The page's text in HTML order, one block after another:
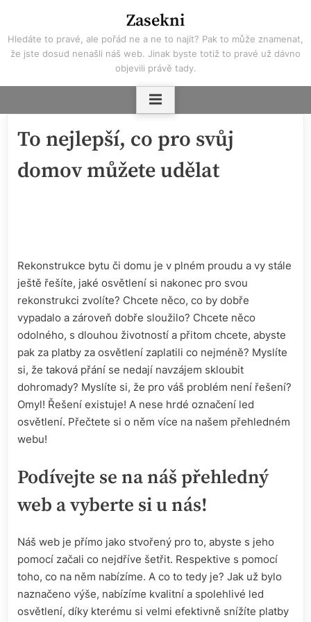
content
Zasekni
Hledáte to pravé, ale pořád ne a ne to najít? Pak to může znamenat,
že jste dosud nenašli náš web. Jinak byste totiž to pravé už dávno
objevili právě tady.
To nejlepší, co pro svůj
domov můžete udělat
Rekonstrukce bytu či domu je v plném proudu a vy stále
ještě řešíte, jaké osvětlení si nakonec pro svou
rekonstrukci zvolíte? Chcete něco, co by dobře
vypadalo a zároveň dobře sloužilo? Chcete něco
odolného, s dlouhou životností a přitom chcete, abyste
pak za platby za osvětlení zaplatili co nejméně? Myslíte
si, že taková přání se nedají navzájem skloubit
dohromady? Myslíte si, že pro váš problém není řešení?
Omyl! Řešení existuje! A nese hrdé označení led
osvětlení. Přečtete si o něm více na našem přehledném
webu!
Podívejte se na náš přehledný
web a vyberte si u nás!
Náš web je přímo jako stvořený pro to, abyste s jeho
pomocí začali co nejdříve šetřit. Respektive s pomocí
toho, co na něm nabízíme. A co to tedy je? Jak už bylo
naznačeno výše, nabízíme kvalitní a spolehlivé led
osvětlení, díky kterému si velmi efektivně snížíte platby